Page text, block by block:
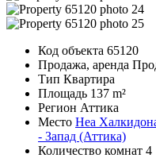
Код объекта 65120
Продажа, аренда
Тип Квартира
Площадь 137 m²
Регион Аттика
Место Неа
- Запад (Аттика)
Количество комнат 4